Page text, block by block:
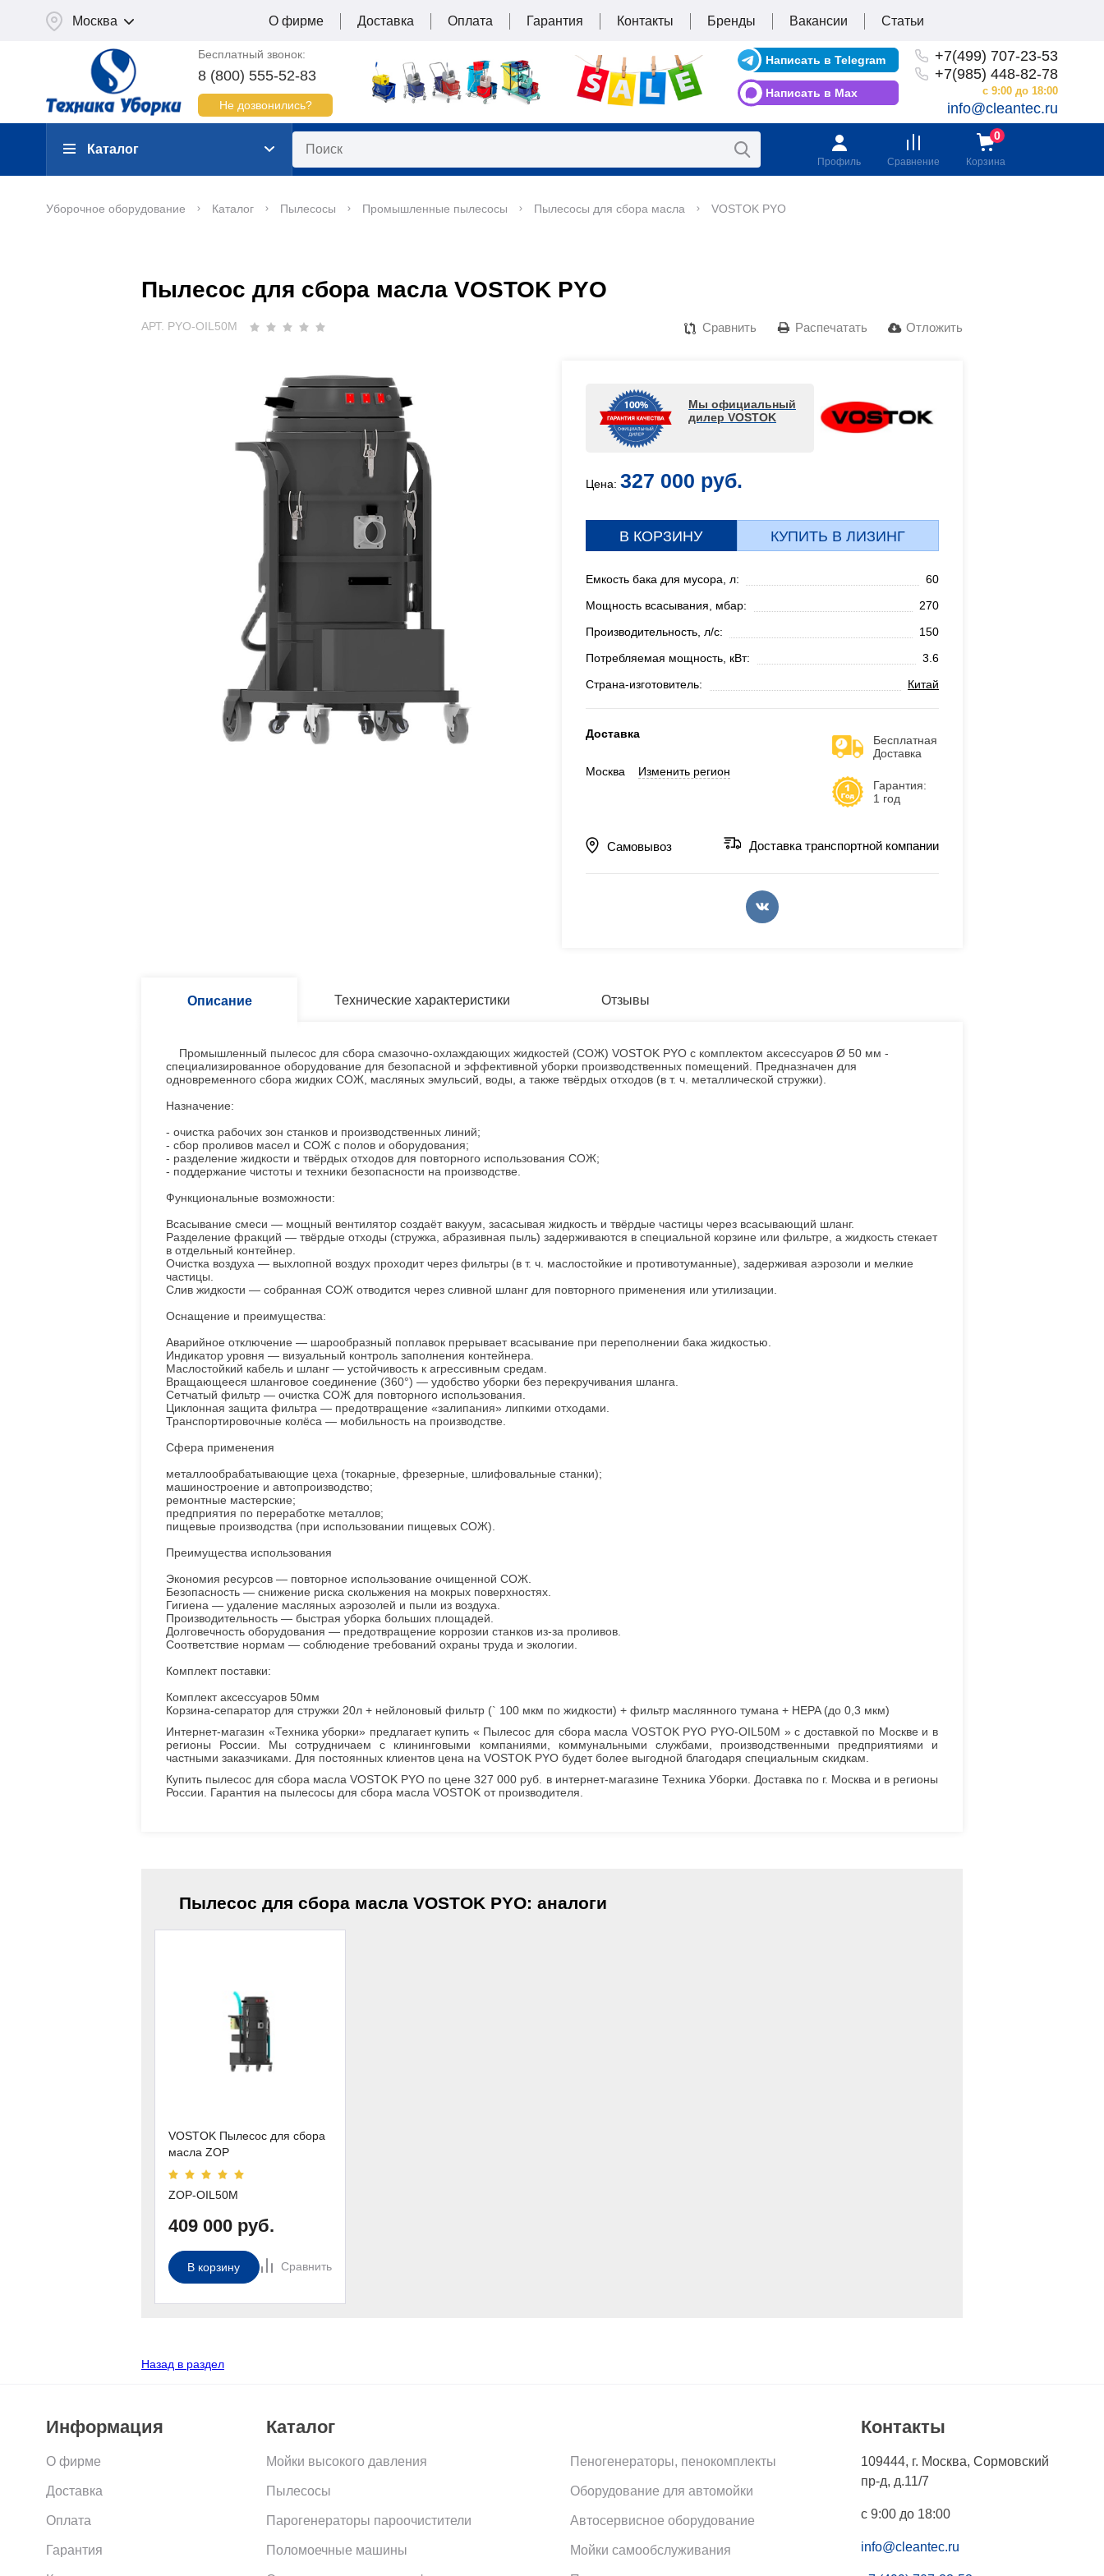
Москва О фирме Доставка Оплата Гарантия Контакты Бренды Вакансии Статьи
Бесплатный звонок:
8 (800) 555-52-83
Не дозвонились?
Написать в Telegram
Написать в Max
+7(499) 707-23-53
+7(985) 448-82-78
с 9:00 до 18:00
info@cleantec.ru
Каталог
Профиль Сравнение Корзина
Уборочное оборудование Каталог Пылесосы Промышленные пылесосы Пылесосы для сбора масла VOSTOK PYO
Пылесос для сбора масла VOSTOK PYO
АРТ. PYO-OIL50M Сравнить Распечатать Отложить
Мы официальный
дилер VOSTOK
Цена: 327 000 руб.
В КОРЗИНУ КУПИТЬ В ЛИЗИНГ
Емкость бака для мусора, л:
60
Мощность всасывания, мбар:
270
Производительность, л/c:
150
Потребляемая мощность, кВт:
3.6
Страна-изготовитель:
Китай
Доставка
Москва Изменить регион
Бесплатная
Доставка
Гарантия:
1 год
Самовывоз Доставка транспортной компании
Описание Технические характеристики Отзывы
Промышленный пылесос для сбора смазочно‑охлаждающих жидкостей (СОЖ) VOSTOK PYO с комплектом аксессуаров Ø 50 мм -
специализированное оборудование для безопасной и эффективной уборки производственных помещений. Предназначен для
одновременного сбора жидких СОЖ, масляных эмульсий, воды, а также твёрдых отходов (в т. ч. металлической стружки).
Назначение:
- очистка рабочих зон станков и производственных линий;
- сбор проливов масел и СОЖ с полов и оборудования;
- разделение жидкости и твёрдых отходов для повторного использования СОЖ;
- поддержание чистоты и техники безопасности на производстве.
Функциональные возможности:
Всасывание смеси — мощный вентилятор создаёт вакуум, засасывая жидкость и твёрдые частицы через всасывающий шланг.
Разделение фракций — твёрдые отходы (стружка, абразивная пыль) задерживаются в специальной корзине или фильтре, а жидкость стекает
в отдельный контейнер.
Очистка воздуха — выхлопной воздух проходит через фильтры (в т. ч. маслостойкие и противотуманные), задерживая аэрозоли и мелкие
частицы.
Слив жидкости — собранная СОЖ отводится через сливной шланг для повторного применения или утилизации.
Оснащение и преимущества:
Аварийное отключение — шарообразный поплавок прерывает всасывание при переполнении бака жидкостью.
Индикатор уровня — визуальный контроль заполнения контейнера.
Маслостойкий кабель и шланг — устойчивость к агрессивным средам.
Вращающееся шланговое соединение (360°) — удобство уборки без перекручивания шланга.
Сетчатый фильтр — очистка СОЖ для повторного использования.
Циклонная защита фильтра — предотвращение «залипания» липкими отходами.
Транспортировочные колёса — мобильность на производстве.
Сфера применения
металлообрабатывающие цеха (токарные, фрезерные, шлифовальные станки);
машиностроение и автопроизводство;
ремонтные мастерские;
предприятия по переработке металлов;
пищевые производства (при использовании пищевых СОЖ).
Преимущества использования
Экономия ресурсов — повторное использование очищенной СОЖ.
Безопасность — снижение риска скольжения на мокрых поверхностях.
Гигиена — удаление масляных аэрозолей и пыли из воздуха.
Производительность — быстрая уборка больших площадей.
Долговечность оборудования — предотвращение коррозии станков из‑за проливов.
Соответствие нормам — соблюдение требований охраны труда и экологии.
Комплект поставки:
Комплект аксессуаров 50мм
Корзина-сепаратор для стружки 20л + нейлоновый фильтр (` 100 мкм по жидкости) + фильтр маслянного тумана + HEPA (до 0,3 мкм)
Интернет-магазин «Техника уборки» предлагает купить « Пылесос для сбора масла VOSTOK PYO PYO-OIL50M » с доставкой по Москве и в
регионы России. Мы сотрудничаем с клининговыми компаниями, коммунальными службами, производственными предприятиями и
частными заказчиками. Для постоянных клиентов цена на VOSTOK PYO будет более выгодной благодаря специальным скидкам.
Купить пылесос для сбора масла VOSTOK PYO по цене 327 000 руб. в интернет-магазине Техника Уборки. Доставка по г. Москва и в регионы
России. Гарантия на пылесосы для сбора масла VOSTOK от производителя.
Пылесос для сбора масла VOSTOK PYO: аналоги
VOSTOK Пылесос для сбора
масла ZOP
ZOP-OIL50M
409 000 руб.
Сравнить
В корзину
Назад в раздел
Информация
О фирме
Доставка
Оплата
Гарантия
Каталог
Мойки высокого давления
Пылесосы
Парогенераторы пароочистители
Поломоечные машины
Пеногенераторы, пенокомплекты
Оборудование для автомойки
Автосервисное оборудование
Мойки самообслуживания
Контакты
109444, г. Москва, Сормовский
пр-д, д.11/7
с 9:00 до 18:00
info@cleantec.ru